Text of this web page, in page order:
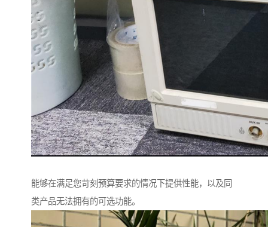
能够在满足您苛刻预算要求的情况下提供性能，以及同
类产品无法拥有的可选功能。